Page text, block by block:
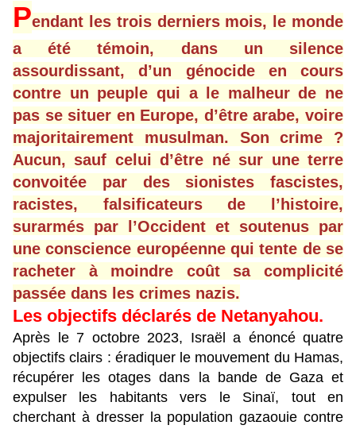
Pendant les trois derniers mois, le monde
a été témoin, dans un silence
assourdissant, d’un génocide en cours
contre un peuple qui a le malheur de ne
pas se situer en Europe, d’être arabe, voire
majoritairement musulman. Son crime ?
Aucun, sauf celui d’être né sur une terre
convoitée par des sionistes fascistes,
racistes, falsificateurs de l’histoire,
surarmés par l’Occident et soutenus par
une conscience européenne qui tente de se
racheter à moindre coût sa complicité
passée dans les crimes nazis.
Les objectifs déclarés de Netanyahou.
Après le 7 octobre 2023, Israël a énoncé quatre
objectifs clairs : éradiquer le mouvement du Hamas,
récupérer les otages dans la bande de Gaza et
expulser les habitants vers le Sinaï, tout en
cherchant à dresser la population gazaouie contre